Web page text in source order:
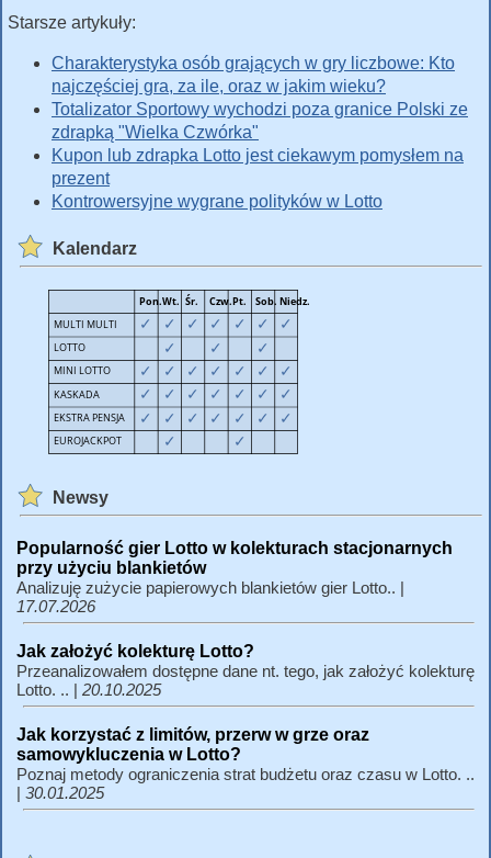
Starsze artykuły:
Charakterystyka osób grających w gry liczbowe: Kto
najczęściej gra, za ile, oraz w jakim wieku?
Totalizator Sportowy wychodzi poza granice Polski ze
zdrapką "Wielka Czwórka"
Kupon lub zdrapka Lotto jest ciekawym pomysłem na
prezent
Kontrowersyjne wygrane polityków w Lotto
Kalendarz
Newsy
Popularność gier Lotto w kolekturach stacjonarnych
przy użyciu blankietów
Analizuję zużycie papierowych blankietów gier Lotto.. |
17.07.2026
Jak założyć kolekturę Lotto?
Przeanalizowałem dostępne dane nt. tego, jak założyć kolekturę
Lotto. .. | 20.10.2025
Jak korzystać z limitów, przerw w grze oraz
samowykluczenia w Lotto?
Poznaj metody ograniczenia strat budżetu oraz czasu w Lotto. ..
| 30.01.2025